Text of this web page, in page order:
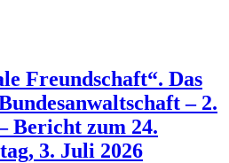
Freundschaft“. Das
– 2.
Bericht zum 24.
3. Juli 2026